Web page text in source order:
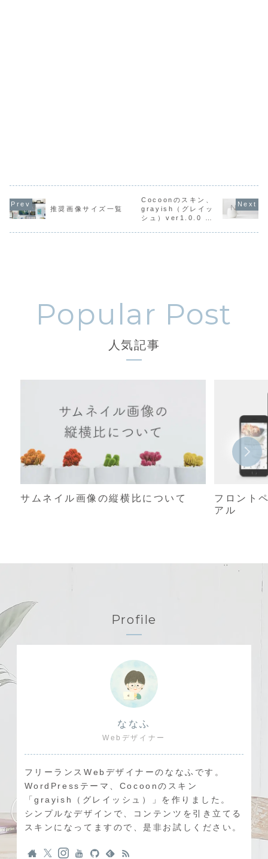
推奨画像サイズ一覧
Cocoonのスキン、
grayish（グレイッ
シュ）ver1.0.0 リ
人気記事
サムネイル画像の縦横比について
フロント
アル
Profile
ななふ
Webデザイナー
フリーランスWebデザイナーのななふです。
WordPressテーマ、Cocoonのスキン
「grayish（グレイッシュ）」を作りました。
シンプルなデザインで、コンテンツを引き立てる
スキンになってますので、是非お試しください。